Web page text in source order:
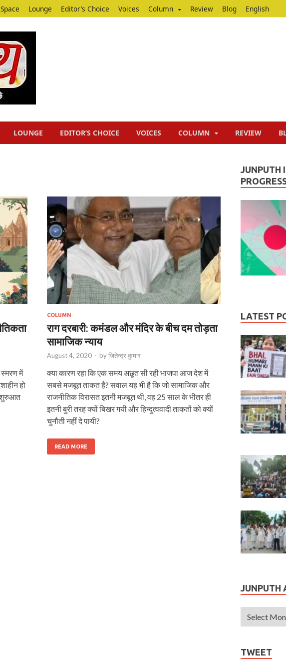
Lounge Editor’s Choice Voices Column Review Blog English
LOUNGE EDITOR’S CHOICE VOICES COLUMN REVIEW
में
हो
शुरुआत
COLUMN
राग दरबारी: कमंडल और मंदिर के बीच दम तोड़ता
सामाजिक न्याय
August 4, 2020 - byजितेन्द्र कुमार
क्या कारण रहा कि एक समय अछूत सी रही भाजपा आज देश में
सबसे मजबूत ताकत है? सवाल यह भी है कि जो सामाजिक और
राजनीतिक विरासत इतनी मजबूत थी, वह 25 साल के भीतर ही
इतनी बुरी तरह क्यों बिखर गयी और हिन्दुत्ववादी ताकतों को क्यों
चुनौती नहीं दे पायी?
READ MORE
JUNPUTH
LATEST
JUNPUTH
TWEET